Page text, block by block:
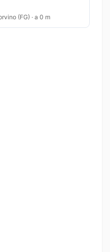
(FG) · a 0 m